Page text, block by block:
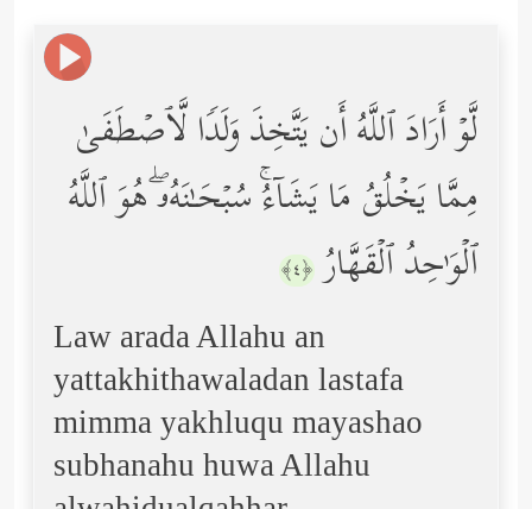
لَّوۡ أَرَادَ ٱللَّهُ أَن یَتَّخِذَ وَلَدࣰا لَّٱصۡطَفَىٰ
مِمَّا یَخۡلُقُ مَا یَشَاۤءُۚ سُبۡحَـٰنَهُۥۖ هُوَ ٱللَّهُ
ٱلۡوَ ٰ⁠حِدُ ٱلۡقَهَّارُ ﴿٤﴾
Law arada Allahu an
yattakhithawaladan lastafa
mimma yakhluqu mayashao
subhanahu huwa Allahu